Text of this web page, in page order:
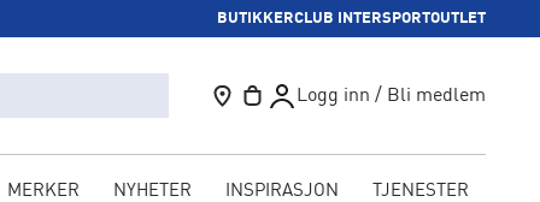
BUTIKKERCLUB INTERSPORTOUTLET
Logg inn / Bli medlem
MERKER NYHETER INSPIRASJON TJENESTER